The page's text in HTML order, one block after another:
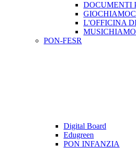
DOCUMENTI
L'OFFICINA
PON-FESR
Digital Board
Edugreen
PON INFANZIA